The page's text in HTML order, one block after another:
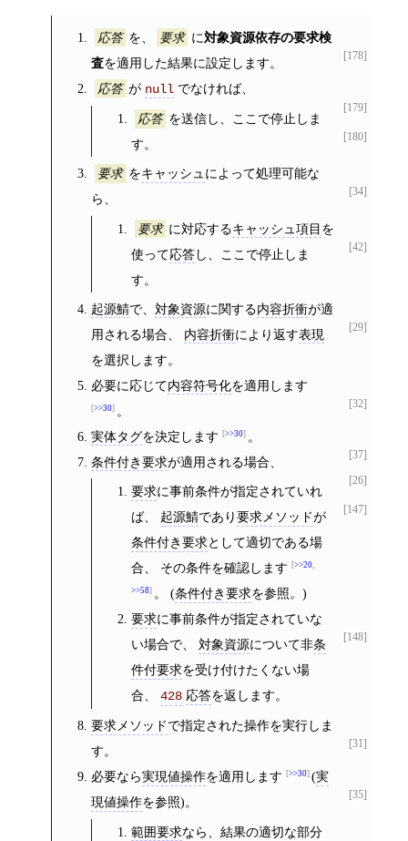
[178]
応答 を、 要求 に対象資源依存の要求検
査を適用した結果に設定します。
[179]
応答 が null でなければ、
[180]
応答 を送信し、ここで停止しま
す。
[34]
要求 をキャッシュ によって処理可能な
ら、
[42]
要求 に対応するキャッシュ項目を
使って応答し、ここで停止しま
す。
[29]
起源鯖で、対象資源に関する内容折衝が適
用される場合、 内容折衝により返す表現
を選択します。
[32]
必要に応じて内容符号化を適用します
>>30 。
[37]
実体タグを決定します >>30 。
[26]
条件付き要求が適用される場合、
[147]
要求に事前条件が指定されていれ
ば、 起源鯖であり要求メソッドが
条件付き要求として適切である場
合、 その条件を確認します >>20,
>>58 。 (条件付き要求を参照。)
[148]
要求に事前条件が指定されていな
い場合で、対象資源について非条
件付要求を受け付けたくない場
合、428 応答を返します。
[31]
要求メソッドで指定された操作を実行しま
す。
[35]
必要なら実現値操作を適用します >>30 (実
現値操作を参照)。
範囲要求なら、結果の適切な部分